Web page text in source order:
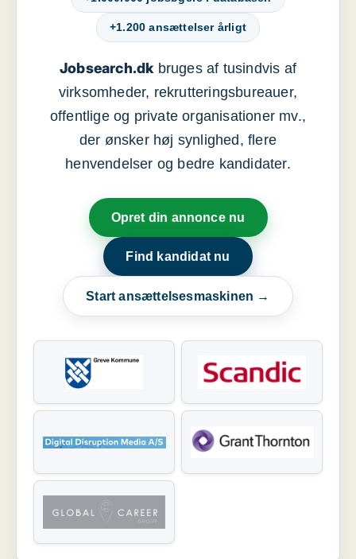
+1.200 ansættelser årligt
Jobsearch.dkbruges af tusindvis af
virksomheder, rekrutteringsbureauer,
offentlige og private organisationer mv.,
der ønsker høj synlighed, flere
henvendelser og bedre kandidater.
Opret din annonce nu
Find kandidat nu
Start ansættelsesmaskinen →